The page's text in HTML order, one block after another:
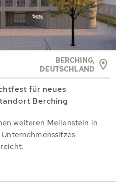
BERCHING,
DEUTSCHLAND
für neues
Berching
weiteren Meilenstein in